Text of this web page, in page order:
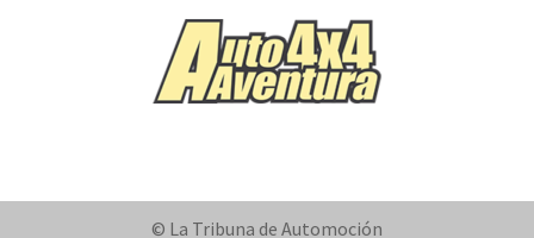
© La Tribuna de Automoción